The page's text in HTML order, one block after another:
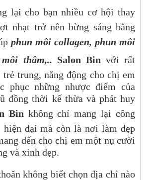
lại cho bạn nhiều cơ hội thay
nhạt trở nên bừng sáng bằng
phun môi collagen, phun môi
thâm,.. Salon Bin với rất
trung, năng động cho chị em
phục những nhược điểm của
đồng thời kế thừa và phát huy
Bin không chỉ mang lại công
hiện đại mà còn là nơi làm đẹp
đến cho chị em một nụ cười
và xinh đẹp.
không biết chọn địa chỉ nào